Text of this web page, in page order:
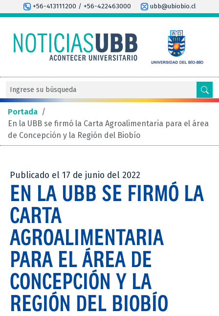
+56-413111200 / +56-422463000 ubb@ubiobio.cl
Portada /
En la UBB se firmó la Carta Agroalimentaria para el área
de Concepción y la Región del Biobío
Publicado el 17 de junio del 2022
EN LA UBB SE FIRMÓ LA
CARTA
AGROALIMENTARIA
PARA EL ÁREA DE
CONCEPCIÓN Y LA
REGIÓN DEL BIOBÍO